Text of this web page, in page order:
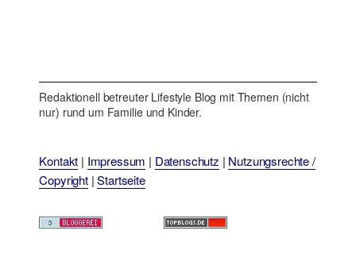
Redaktionell betreuter Lifestyle Blog mit Themen (nicht
nur) rund um Familie und Kinder.
Kontakt | Impressum | Datenschutz | Nutzungsrechte /
Copyright|Startseite